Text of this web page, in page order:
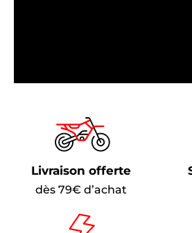
Livraison offerte
dès 79€ d’achat